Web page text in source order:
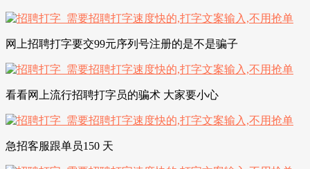
网上招聘打字要交99元序列号注册的是不是骗子
看看网上流行招聘打字员的骗术 大家要小心
急招客服跟单员150 天